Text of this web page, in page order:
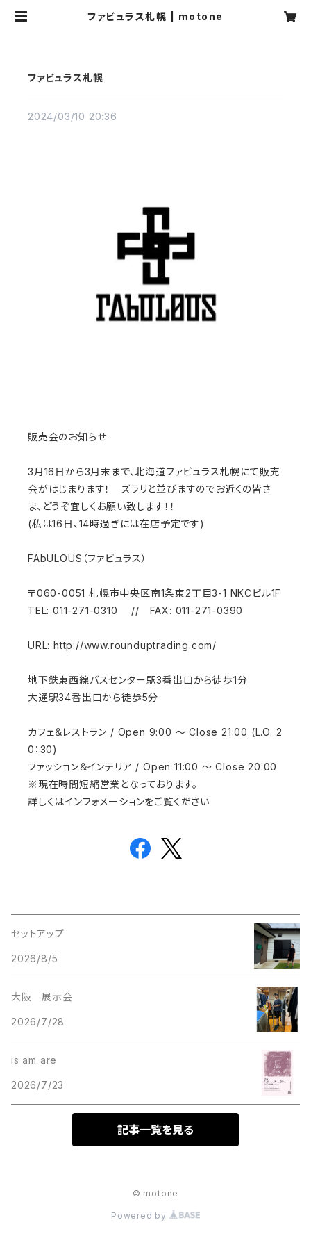
ファビュラス札幌 | motone
ファビュラス札幌
2024/03/10 20:36
販売会のお知らせ
3月16日から3月末まで、北海道ファビュラス札幌にて販売
会がはじまります！ ズラリと並びますのでお近くの皆さ
ま、どうぞ宜しくお願い致します！！
(私は16日、14時過ぎには在店予定です)
FAbULOUS（ファビュラス）
〒060-0051 札幌市中央区南1条東2丁目3-1 NKCビル1F
TEL: 011-271-0310 // FAX: 011-271-0390
URL: http://www.rounduptrading.com/
地下鉄東西線バスセンター駅3番出口から徒歩1分
大通駅34番出口から徒歩5分
カフェ＆レストラン / Open 9:00 ～ Close 21:00 (L.O. 2
0：30)
ファッション＆インテリア / Open 11:00 ～ Close 20:00
※現在時間短縮営業となっております。
詳しくはインフォメーションをご覧ください
セットアップ
2026/8/5
大阪 展示会
2026/7/28
is am are
2026/7/23
記事一覧を見る
© motone
Powered by